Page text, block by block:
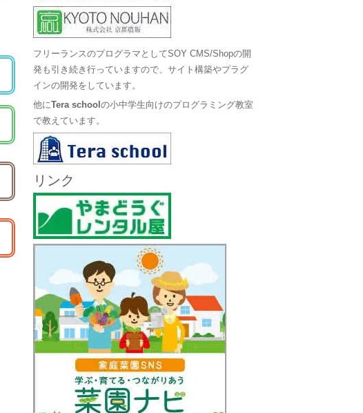
フリーランスのプログラマとしてSOY CMS/Shopの開
発も引き続き行っていますので、サイト構築やプラグ
インの開発をしています。
他にTera schoolの小中学生向けのプログラミング教室
で教えています。
リンク